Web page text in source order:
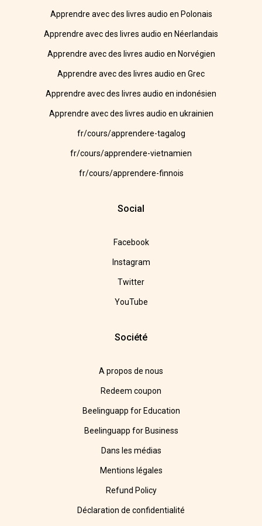
Apprendre avec des livres audio en Polonais
Apprendre avec des livres audio en Néerlandais
Apprendre avec des livres audio en Norvégien
Apprendre avec des livres audio en Grec
Apprendre avec des livres audio en indonésien
Apprendre avec des livres audio en ukrainien
fr/cours/apprendere-tagalog
fr/cours/apprendere-vietnamien
fr/cours/apprendere-finnois
Social
Facebook
Instagram
Twitter
YouTube
Société
A propos de nous
Redeem coupon
Beelinguapp for Education
Beelinguapp for Business
Dans les médias
Mentions légales
Refund Policy
Déclaration de confidentialité